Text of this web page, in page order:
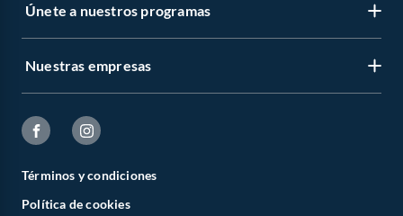
Únete a nuestros programas
Nuestras empresas
Términos y condiciones
Política de cookies